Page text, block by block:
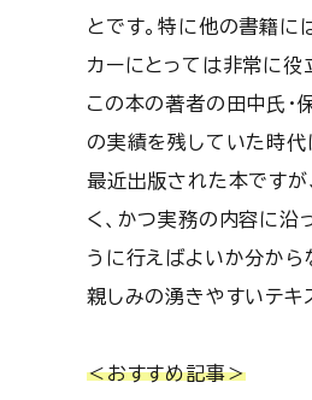
とです。特に他の書籍に
カーにとっては非常に役
この本の著者の田中氏
の実績を残していた時代
最近出版された本ですが
く、かつ実務の内容に沿
うに行えばよいか分から
親しみの湧きやすいテキ
＜おすすめ記事＞